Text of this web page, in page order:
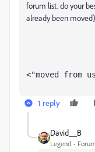
forum list. do your
already been
<"moved from
1 reply
David__B
Legend